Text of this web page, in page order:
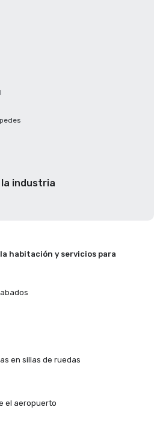
industria
habitación y servicios para
en sillas de ruedas
el aeropuerto